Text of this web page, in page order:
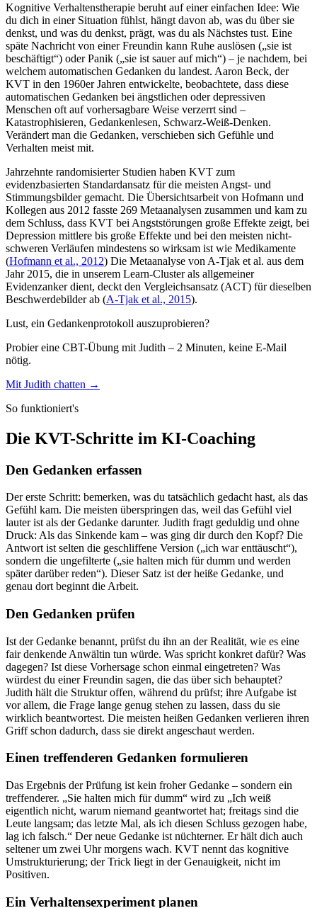
Kognitive Verhaltenstherapie beruht auf einer einfachen Idee: Wie
du dich in einer Situation fühlst, hängt davon ab, was du über sie
denkst, und was du denkst, prägt, was du als Nächstes tust. Eine
späte Nachricht von einer Freundin kann Ruhe auslösen („sie ist
beschäftigt“) oder Panik („sie ist sauer auf mich“) – je nachdem, bei
welchem automatischen Gedanken du landest. Aaron Beck, der
KVT in den 1960er Jahren entwickelte, beobachtete, dass diese
automatischen Gedanken bei ängstlichen oder depressiven
Menschen oft auf vorhersagbare Weise verzerrt sind –
Katastrophisieren, Gedankenlesen, Schwarz-Weiß-Denken.
Verändert man die Gedanken, verschieben sich Gefühle und
Verhalten meist mit.
Jahrzehnte randomisierter Studien haben KVT zum
evidenzbasierten Standardansatz für die meisten Angst- und
Stimmungsbilder gemacht. Die Übersichtsarbeit von Hofmann und
Kollegen aus 2012 fasste 269 Metaanalysen zusammen und kam zu
dem Schluss, dass KVT bei Angststörungen große Effekte zeigt, bei
Depression mittlere bis große Effekte und bei den meisten nicht-
schweren Verläufen mindestens so wirksam ist wie Medikamente
(Hofmann et al., 2012) Die Metaanalyse von A-Tjak et al. aus dem
Jahr 2015, die in unserem Learn-Cluster als allgemeiner
Evidenzanker dient, deckt den Vergleichsansatz (ACT) für dieselben
Beschwerdebilder ab (A-Tjak et al., 2015).
Lust, ein Gedankenprotokoll auszuprobieren?
Probier eine CBT-Übung mit Judith – 2 Minuten, keine E-Mail
nötig.
Mit Judith chatten →
So funktioniert's
Die KVT-Schritte im KI-Coaching
Den Gedanken erfassen
Der erste Schritt: bemerken, was du tatsächlich gedacht hast, als das
Gefühl kam. Die meisten überspringen das, weil das Gefühl viel
lauter ist als der Gedanke darunter. Judith fragt geduldig und ohne
Druck: Als das Sinkende kam – was ging dir durch den Kopf? Die
Antwort ist selten die geschliffene Version („ich war enttäuscht“),
sondern die ungefilterte („sie halten mich für dumm und werden
später darüber reden“). Dieser Satz ist der heiße Gedanke, und
genau dort beginnt die Arbeit.
Den Gedanken prüfen
Ist der Gedanke benannt, prüfst du ihn an der Realität, wie es eine
fair denkende Anwältin tun würde. Was spricht konkret dafür? Was
dagegen? Ist diese Vorhersage schon einmal eingetreten? Was
würdest du einer Freundin sagen, die das über sich behauptet?
Judith hält die Struktur offen, während du prüfst; ihre Aufgabe ist
vor allem, die Frage lange genug stehen zu lassen, dass du sie
wirklich beantwortest. Die meisten heißen Gedanken verlieren ihren
Griff schon dadurch, dass sie direkt angeschaut werden.
Einen treffenderen Gedanken formulieren
Das Ergebnis der Prüfung ist kein froher Gedanke – sondern ein
treffenderer. „Sie halten mich für dumm“ wird zu „Ich weiß
eigentlich nicht, warum niemand geantwortet hat; freitags sind die
Leute langsam; das letzte Mal, als ich diesen Schluss gezogen habe,
lag ich falsch.“ Der neue Gedanke ist nüchterner. Er hält dich auch
seltener um zwei Uhr morgens wach. KVT nennt das kognitive
Umstrukturierung; der Trick liegt in der Genauigkeit, nicht im
Positiven.
Ein Verhaltensexperiment planen